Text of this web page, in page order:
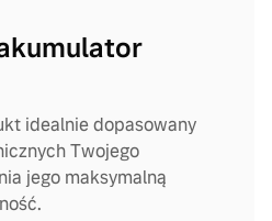
idealnie dopasowany
Twojego
jego maksymalną